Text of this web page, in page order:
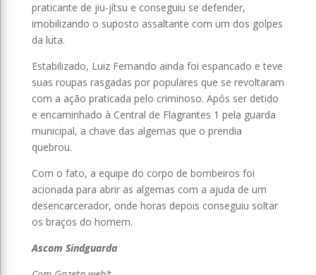
praticante de jiu-jítsu e conseguiu se defender,
imobilizando o suposto assaltante com um dos golpes
da luta.
Estabilizado, Luiz Fernando ainda foi espancado e teve
suas roupas rasgadas por populares que se revoltaram
com a ação praticada pelo criminoso. Após ser detido
e encaminhado à Central de Flagrantes 1 pela guarda
municipal, a chave das algemas que o prendia
quebrou.
Com o fato, a equipe do corpo de bombeiros foi
acionada para abrir as algemas com a ajuda de um
desencarcerador, onde horas depois conseguiu soltar
os braços do homem.
Ascom Sindguarda